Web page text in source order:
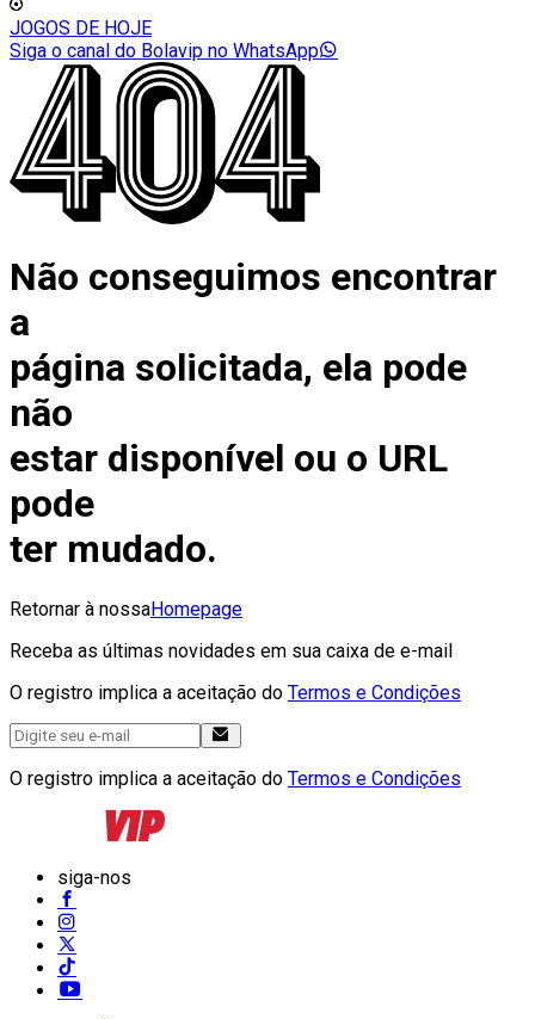
JOGOS DE HOJE
Siga o canal do Bolavip no WhatsApp
Não conseguimos encontrar
a
página solicitada, ela pode
não
estar disponível ou o URL
pode
ter mudado.
Retornar à nossaHomepage
Receba as últimas novidades em sua caixa de e-mail
O registro implica a aceitação do Termos e Condições
O registro implica a aceitação do Termos e Condições
siga-nos